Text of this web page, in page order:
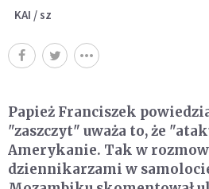
KAI / sz
Papież Franciszek
"zaszczyt" uważa to, że
Amerykanie. Tak w
dziennikarzami w